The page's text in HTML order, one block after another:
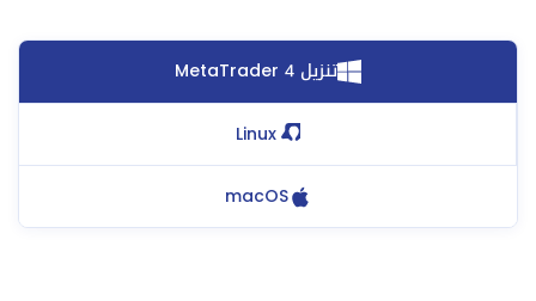
تنزيل MetaTrader 4
Linux
macOS